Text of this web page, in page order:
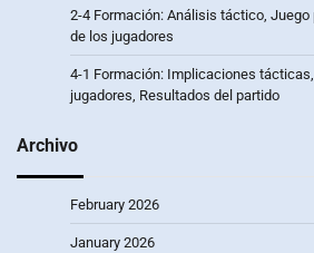
2-4 Formación: Análisis táctico,
de los jugadores
4-1 Formación: Implicaciones
jugadores, Resultados del partido
Archivo
February 2026
January 2026